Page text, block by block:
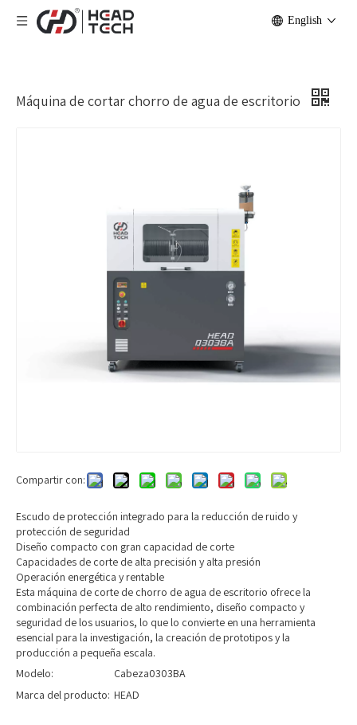
English
Máquina de cortar chorro de agua de escritorio
Compartir con:
Escudo de protección integrado para la reducción de ruido y
protección de seguridad
Diseño compacto con gran capacidad de corte
Capacidades de corte de alta precisión y alta presión
Operación energética y rentable
Esta máquina de corte de chorro de agua de escritorio ofrece la
combinación perfecta de alto rendimiento, diseño compacto y
seguridad de los usuarios, lo que lo convierte en una herramienta
esencial para la investigación, la creación de prototipos y la
producción a pequeña escala.
Modelo:
Cabeza0303BA
Marca del producto: HEAD